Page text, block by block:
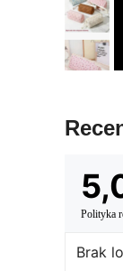
Polityka
Brak